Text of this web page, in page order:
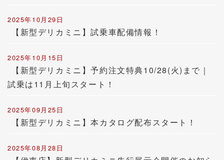
2025年10月29日
【新型デリカミニ】試乗車配備情報！
2025年10月15日
【新型デリカミニ】予約注文特典10/28(火)まで｜
試乗は11月上旬スタート！
2025年09月25日
【新型デリカミニ】本カタログ配布スタート！
2025年08月28日